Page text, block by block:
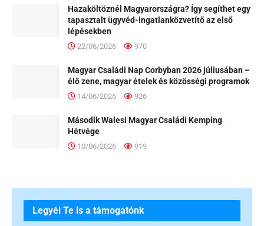
Hazaköltöznél Magyarországra? Így segíthet egy
tapasztalt ügyvéd-ingatlanközvetítő az első
lépésekben
22/06/2026 970
Magyar Családi Nap Corbyban 2026 júliusában –
élő zene, magyar ételek és közösségi programok
14/06/2026 926
Második Walesi Magyar Családi Kemping
Hétvége
10/06/2026 919
Legyél Te is a támogatónk